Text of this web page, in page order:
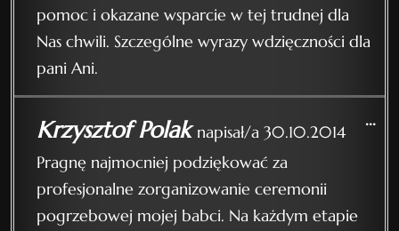
pomoc i okazane wsparcie w tej trudnej dla
Nas chwili. Szczególne wyrazy wdzięczności dla
pani Ani.
Krzysztof Polak napisał/a 30.10.2014
Pragnę najmocniej podziękować za
profesjonalne zorganizowanie ceremonii
pogrzebowej mojej babci. Na każdym etapie
...